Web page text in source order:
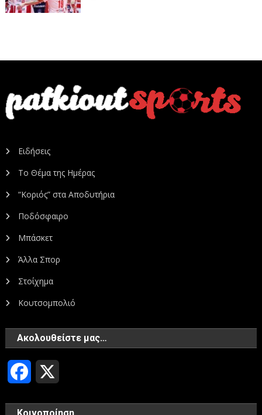
Ειδήσεις
Το Θέμα της Ημέρας
“Κοριός” στα Αποδυτήρια
Ποδόσφαιρο
Μπάσκετ
Άλλα Σπορ
Στοίχημα
Κουτσομπολιό
Ακολουθείστε μας…
Facebook